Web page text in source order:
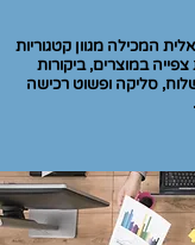
המכילה מגוון קטגוריות
במוצרים, ביקורות
סליקה ופשוט רכישה